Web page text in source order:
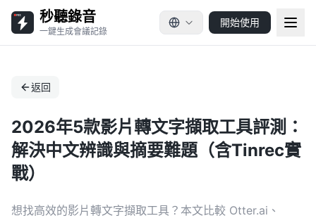
秒聽錄音
一鍵生成會議記錄
開始使用
返回
2026年5款影片轉文字擷取工具評測：
解決中文辨識與摘要難題（含Tinrec實
戰）
想找高效的影片轉文字擷取工具？本文比較 Otter.ai、